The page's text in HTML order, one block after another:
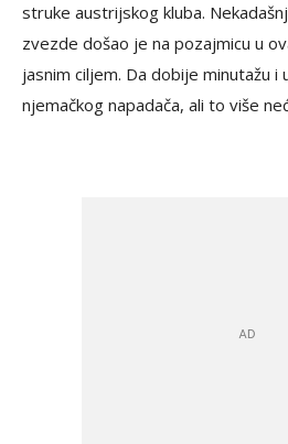
struke austrijskog kluba.
zvezde došao je na pozajmicu u
jasnim ciljem. Da dobije minutažu i
njemačkog napadača, ali to više